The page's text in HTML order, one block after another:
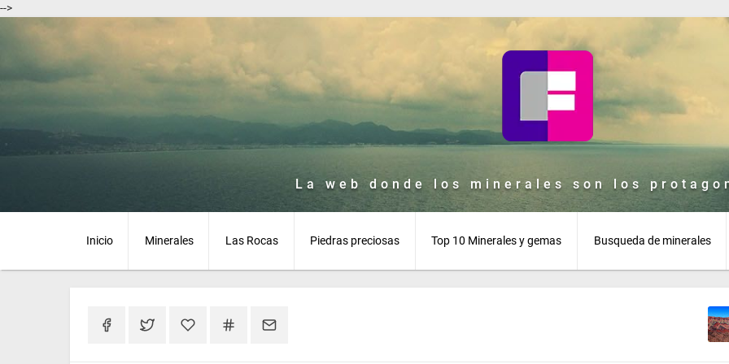
-->
La web donde los minerales son los
Inicio Minerales Las Rocas Piedras preciosas Top 10 Minerales y gemas Busqueda de minerales